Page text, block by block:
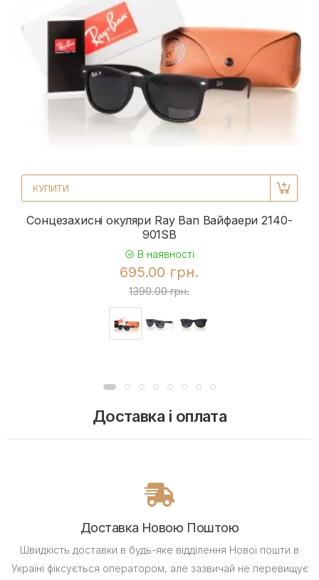
КУПИТИ
Сонцезахисні окуляри Ray Ban Вайфаери 2140-
901SB
В наявності
695.00 грн.
1390.00 грн.
Доставка і оплата
Доставка Новою Поштою
Швидкість доставки в будь-яке відділення Нової пошти в
Україні фіксується оператором, але зазвичай не перевищує